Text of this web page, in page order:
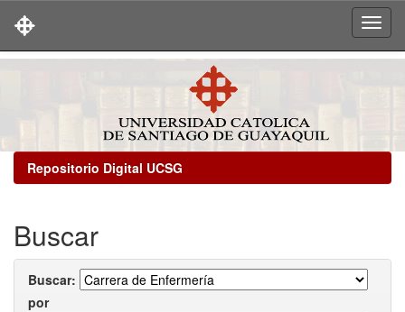
Repositorio Digital UCSG
Buscar
Buscar:
por